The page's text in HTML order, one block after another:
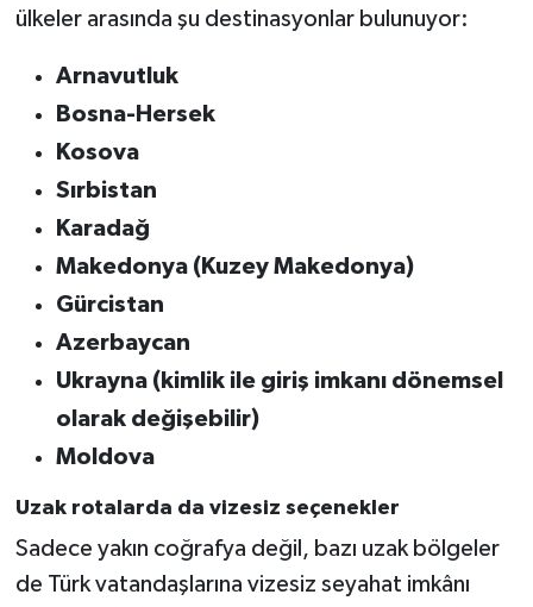
ülkeler arasında şu destinasyonlar bulunuyor:
Arnavutluk
Bosna-Hersek
Kosova
Sırbistan
Karadağ
Makedonya (Kuzey Makedonya)
Gürcistan
Azerbaycan
Ukrayna (kimlik ile giriş imkanı dönemsel
olarak değişebilir)
Moldova
Uzak rotalarda da vizesiz seçenekler
Sadece yakın coğrafya değil, bazı uzak bölgeler
de Türk vatandaşlarına vizesiz seyahat imkânı